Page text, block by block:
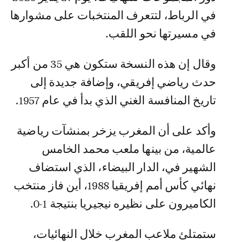
في الرباط، لتتعرف المنتخبات على مشوارها
في مسيرتها نحو اللقب.
وقال إن هذه النسخة ستكون هي 35 من أكبر
حدث رياضي إفريقي، وإضافة جديدة إلى
تاريخ المنافسة الغني الذي بدأ في عام 1957.
وأكد على أن المغرب يزخر بمنشآت رياضية
عالمية، من بينها ملعب محمد الخامس
الشهير في، الدار البيضاء، الذي استضاف
نهائي كأس أمم إفريقيا 1988، أين فاز منتخب
الكاميرون على نظيره نيجيريا بنتيجة 1-0.
ستمتلئ ملاعب المغرب خلال النهائيات،